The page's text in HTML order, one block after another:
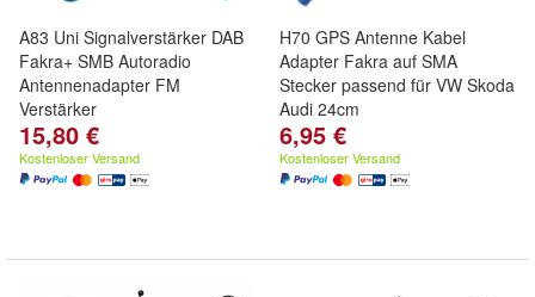
A83 Uni Signalverstärker DAB
Fakra+ SMB Autoradio
Antennenadapter FM
Verstärker
15,80 €
Kostenloser Versand
H70 GPS Antenne Kabel
Adapter Fakra auf SMA
Stecker passend für VW Skoda
Audi 24cm
6,95 €
Kostenloser Versand